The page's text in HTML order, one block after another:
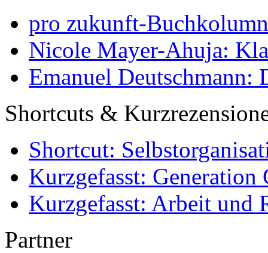
pro zukunft-
Nicole Mayer-Ahuja:
Emanuel Deutschmann:
Shortcuts &
Shortcut:
Kurzgefasst: Generation
Kurzgefasst: Arbeit und
Partner